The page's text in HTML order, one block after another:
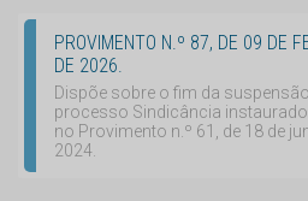
PROVIMENTO N.º 87, DE 09 DE
DE 2026.
Dispõe sobre o fim da
processo Sindicância
no Provimento n.º 61, de 18 de
2024.